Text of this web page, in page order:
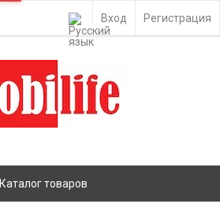
Вход Регистрация
Каталог товаров